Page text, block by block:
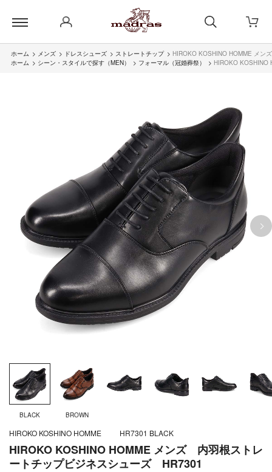
ホーム > メンズ > ドレスシューズ > ストレートチップ > HIROKO KOSHINO HOMME メ
ホーム > シーン・スタイルで探す（MEN） > フォーマル（冠婚葬祭） > HIROKO
BLACK BROWN
HIROKO KOSHINO HOMME メンズ 内羽根ストレ
ートチップビジネスシューズ HR7301
HIROKO KOSHINO HOMME HR7301 BLACK